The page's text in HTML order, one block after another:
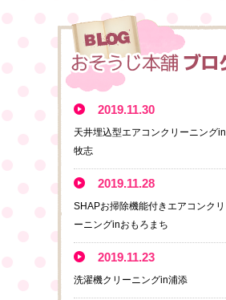
2019.11.30
天井埋込型エアコンクリーニングin
牧志
2019.11.28
SHAPお掃除機能付きエアコンクリ
ーニングinおもろまち
2019.11.23
洗濯機クリーニングin浦添